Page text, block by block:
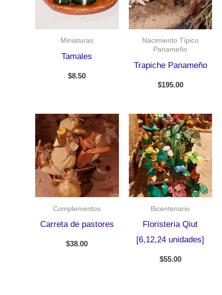
Miniaturas
Tamales
$8.50
Nacimiento Típico
Panameño
Trapiche Panameño
$195.00
Complementos
Carreta de pastores
$38.00
Bicentenario
Floristeria Qiut
[6,12,24 unidades]
$55.00